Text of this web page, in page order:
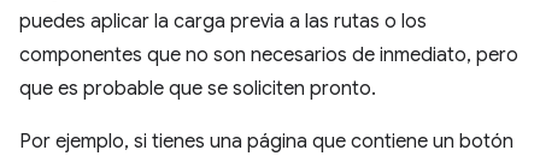
puedes aplicar la carga previa a las rutas o los
componentes que no son necesarios de inmediato, pero
que es probable que se soliciten pronto.
Por ejemplo, si tienes una página que contiene un botón